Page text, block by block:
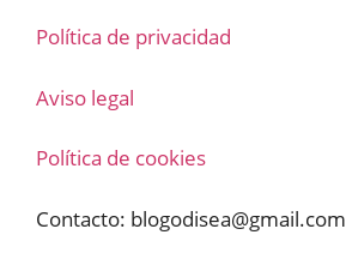
Política de privacidad
Aviso legal
Política de cookies
Contacto: blogodisea@gmail.com